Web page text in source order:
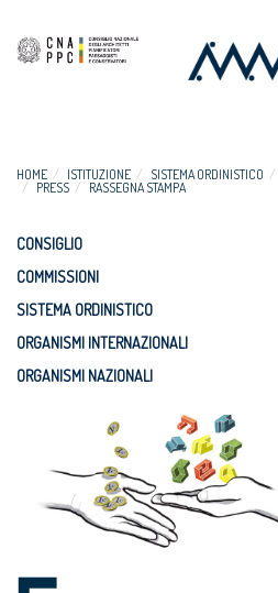
HOME ISTITUZIONE SISTEMA ORDINISTICO
PRESS
RASSEGNA STAMPA
CONSIGLIO
COMMISSIONI
SISTEMA ORDINISTICO
ORGANISMI INTERNAZIONALI
ORGANISMI NAZIONALI